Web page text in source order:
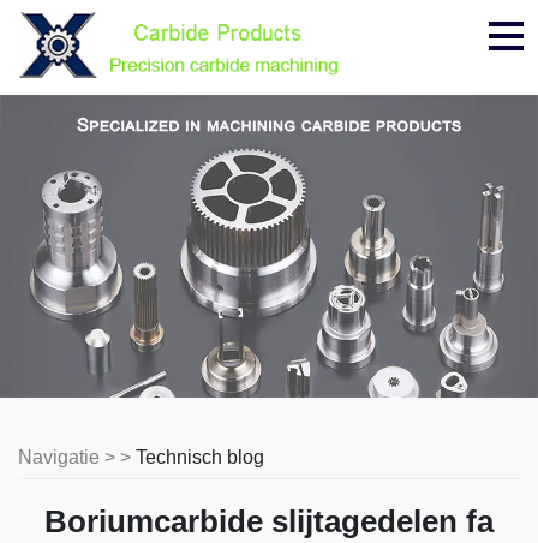
Navigatie > > Technisch blog
Boriumcarbide slijtagedelen fa